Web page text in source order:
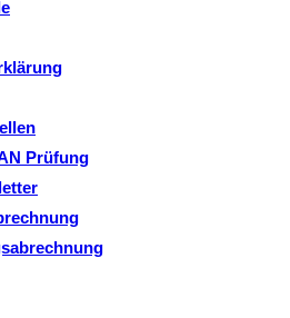
Prüfung